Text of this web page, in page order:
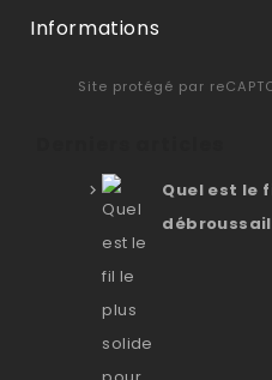
Informations
Site protégé par
Quel est le